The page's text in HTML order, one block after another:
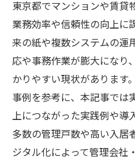
東京都でマンションや賃貸
業務効率や信頼性の向上に
来の紙や複数システムの運
応や事務作業が膨大になり
かりやすい現状があります
事例を参考に、本記事では
上につながった実践例や導
多数の管理戸数や高い入居
ジタル化によって管理会社